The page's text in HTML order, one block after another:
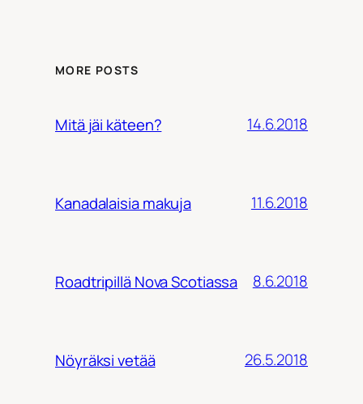
MORE POSTS
Mitä jäi käteen? 14.6.2018
Kanadalaisia makuja 11.6.2018
Roadtripillä Nova Scotiassa 8.6.2018
Nöyräksi vetää 26.5.2018